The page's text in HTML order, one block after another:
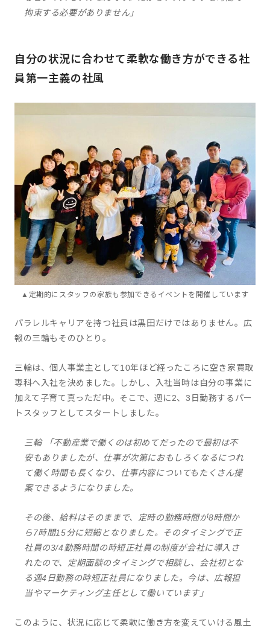
拘束する必要がありません」
自分の状況に合わせて柔軟な働き方ができる社
員第一主義の社風
▲定期的にスタッフの家族も参加できるイベントを開催しています
パラレルキャリアを持つ社員は黒田だけではありません。広
報の三輪もそのひとり。
三輪は、個人事業主として10年ほど経ったころに空き家買取
専科へ入社を決めました。しかし、入社当時は自分の事業に
加えて子育て真っただ中。そこで、週に2、3日勤務するパー
トスタッフとしてスタートしました。
三輪 「不動産業で働くのは初めてだったので最初は不
安もありましたが、仕事が次第におもしろくなるにつれ
て働く時間も長くなり、仕事内容についてもたくさん提
案できるようになりました。
その後、給料はそのままで、定時の勤務時間が8時間か
ら7時間15分に短縮となりました。そのタイミングで正
社員の3/4勤務時間の時短正社員の制度が会社に導入さ
れたので、定期面談のタイミングで相談し、会社初とな
る週4日勤務の時短正社員になりました。今は、広報担
当やマーケティング主任として働いています」
このように、状況に応じて柔軟に働き方を変えていける風土